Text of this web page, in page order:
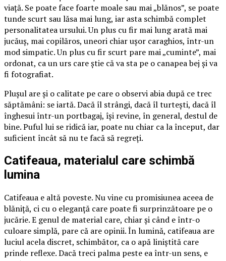
viață. Se poate face foarte moale sau mai „blănos”, se poate
tunde scurt sau lăsa mai lung, iar asta schimbă complet
personalitatea ursului. Un plus cu fir mai lung arată mai
jucăuș, mai copilăros, uneori chiar ușor caraghios, într-un
mod simpatic. Un plus cu fir scurt pare mai „cuminte”, mai
ordonat, ca un urs care știe că va sta pe o canapea bej și va
fi fotografiat.
Plușul are și o calitate pe care o observi abia după ce trec
săptămâni: se iartă. Dacă îl strângi, dacă îl turtești, dacă îl
înghesui într-un portbagaj, își revine, în general, destul de
bine. Puful lui se ridică iar, poate nu chiar ca la început, dar
suficient încât să nu te facă să regreți.
Catifeaua, materialul care schimbă
lumina
Catifeaua e altă poveste. Nu vine cu promisiunea aceea de
blăniță, ci cu o eleganță care poate fi surprinzătoare pe o
jucărie. E genul de material care, chiar și când e într-o
culoare simplă, pare că are opinii. În lumină, catifeaua are
luciul acela discret, schimbător, ca o apă liniștită care
prinde reflexe. Dacă treci palma peste ea într-un sens, e